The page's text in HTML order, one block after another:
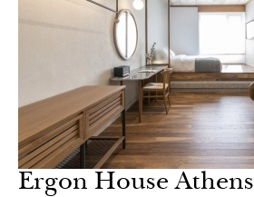
Ergon House Athens